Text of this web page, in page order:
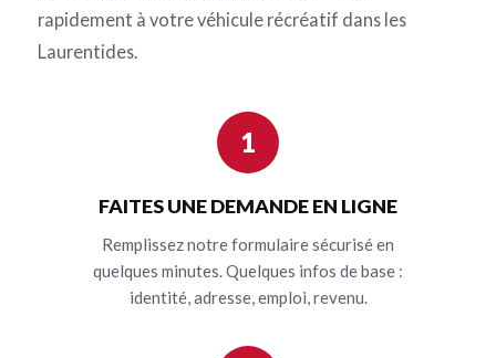
rapidement à votre véhicule récréatif dans les
Laurentides.
1
FAITES UNE DEMANDE EN LIGNE
Remplissez notre formulaire sécurisé en
quelques minutes. Quelques infos de base :
identité, adresse, emploi, revenu.